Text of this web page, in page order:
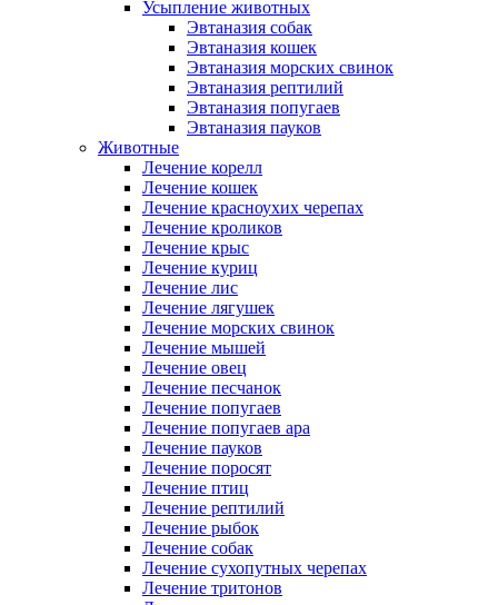
Усыпление животных
Эвтаназия собак
Эвтаназия кошек
Эвтаназия морских свинок
Эвтаназия рептилий
Эвтаназия попугаев
Эвтаназия пауков
Животные
Лечение корелл
Лечение кошек
Лечение красноухих черепах
Лечение кроликов
Лечение крыс
Лечение куриц
Лечение лис
Лечение лягушек
Лечение морских свинок
Лечение мышей
Лечение овец
Лечение песчанок
Лечение попугаев
Лечение попугаев ара
Лечение пауков
Лечение поросят
Лечение птиц
Лечение рептилий
Лечение рыбок
Лечение собак
Лечение сухопутных черепах
Лечение тритонов